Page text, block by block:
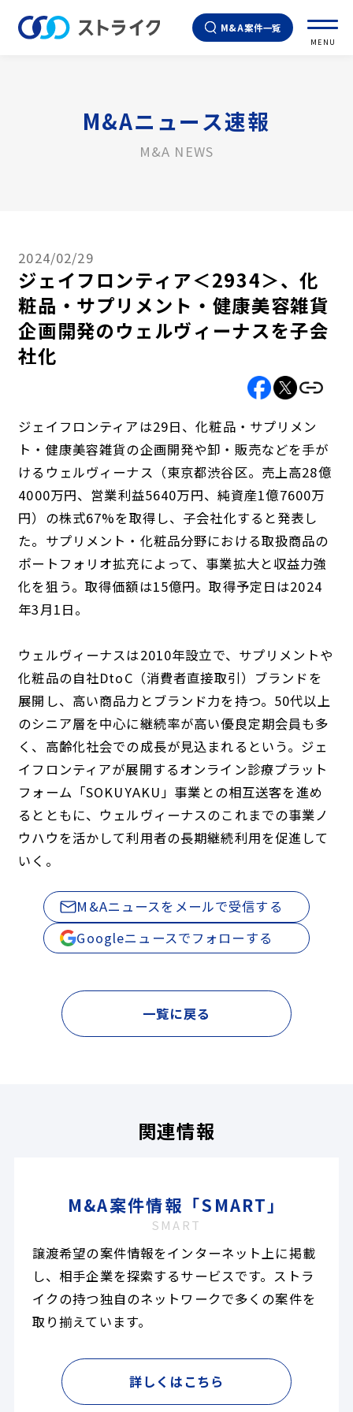
M&A案件一覧
MENU
M&Aニュース速報
M&A NEWS
2024/02/29
ジェイフロンティア＜2934＞、化
粧品・サプリメント・健康美容雑貨
企画開発のウェルヴィーナスを子会
社化
ジェイフロンティアは29日、化粧品・サプリメン
ト・健康美容雑貨の企画開発や卸・販売などを手が
けるウェルヴィーナス（東京都渋谷区。売上高28億
4000万円、営業利益5640万円、純資産1億7600万
円）の株式67%を取得し、子会社化すると発表し
た。サプリメント・化粧品分野における取扱商品の
ポートフォリオ拡充によって、事業拡大と収益力強
化を狙う。取得価額は15億円。取得予定日は2024
年3月1日。
ウェルヴィーナスは2010年設立で、サプリメントや
化粧品の自社DtoC（消費者直接取引）ブランドを
展開し、高い商品力とブランド力を持つ。50代以上
のシニア層を中心に継続率が高い優良定期会員も多
く、高齢化社会での成長が見込まれるという。ジェ
イフロンティアが展開するオンライン診療プラット
フォーム「SOKUYAKU」事業との相互送客を進め
るとともに、ウェルヴィーナスのこれまでの事業ノ
ウハウを活かして利用者の長期継続利用を促進して
いく。
M&Aニュースをメールで受信する
Googleニュースでフォローする
一覧に戻る
関連情報
M&A案件情報「SMART」
SMART
譲渡希望の案件情報をインターネット上に掲載
し、相手企業を探索するサービスです。ストラ
イクの持つ独自のネットワークで多くの案件を
取り揃えています。
詳しくはこちら